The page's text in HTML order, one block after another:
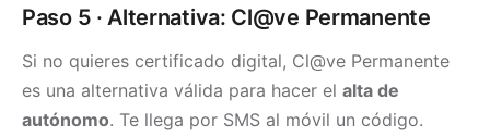
Paso 5 · Alternativa: Cl@ve Permanente
Si no quieres certificado digital, Cl@ve Permanente
es una alternativa válida para hacer el alta de
autónomo. Te llega por SMS al móvil un código.